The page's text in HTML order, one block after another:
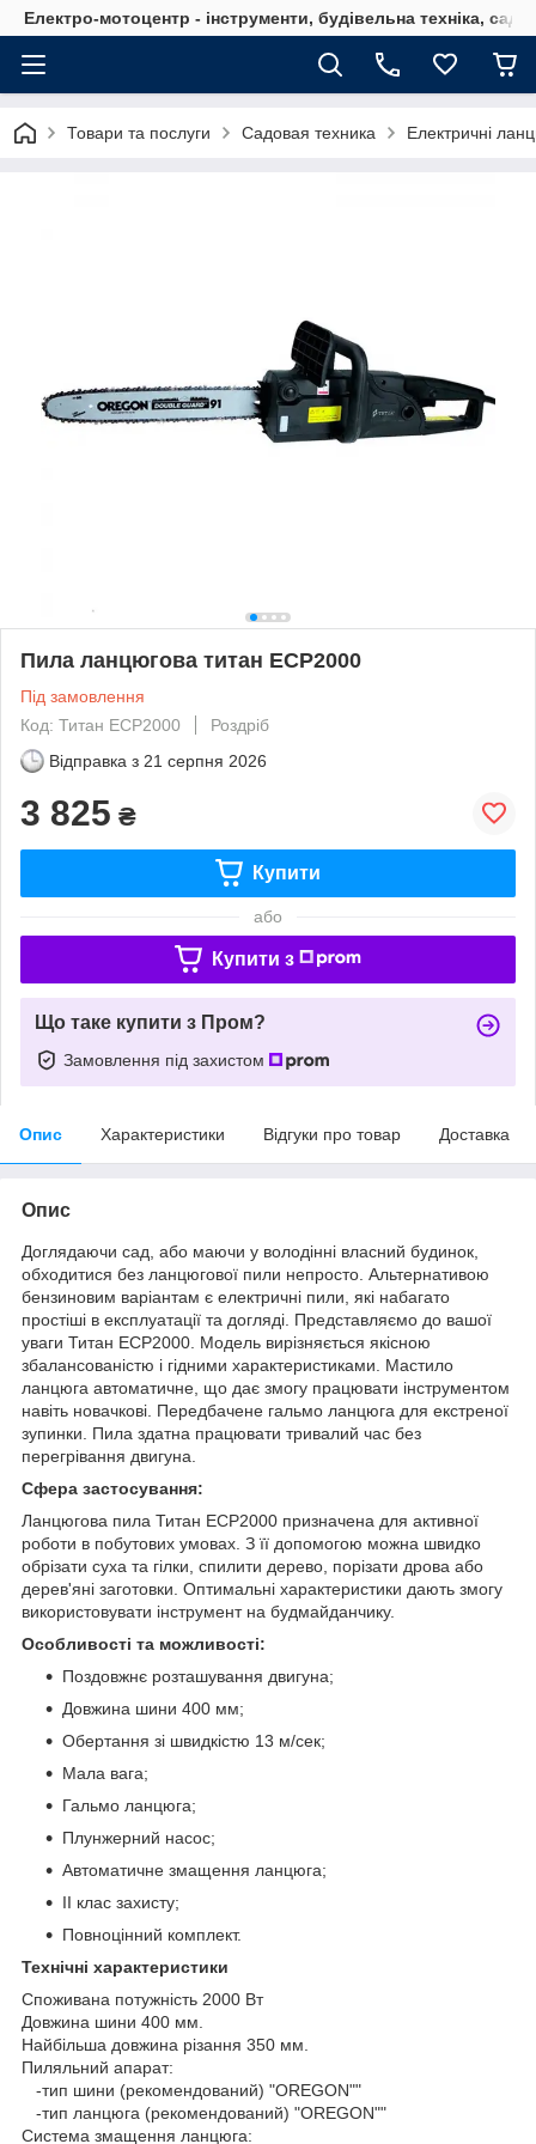
Електро-мотоцентр - інструменти, будівельна техніка,
Товари та послуги Садовая техника Електричні
Пила ланцюгова титан ECP2000
Під замовлення
Код: Титан ECP2000
Роздріб
Відправка з 21 серпня 2026
3 825 ₴
Купити
або
Купити з
Що таке купити з Пром?
Замовлення під захистом
Опис Характеристики Відгуки про товар Доставка
Опис
Доглядаючи сад, або маючи у володінні власний будинок,
обходитися без ланцюгової пили непросто. Альтернативою
бензиновим варіантам є електричні пили, які набагато
простіші в експлуатації та догляді. Представляємо до вашої
уваги Титан ECP2000. Модель вирізняється якісною
збалансованістю і гідними характеристиками. Мастило
ланцюга автоматичне, що дає змогу працювати інструментом
навіть новачкові. Передбачене гальмо ланцюга для екстреної
зупинки. Пила здатна працювати тривалий час без
перегрівання двигуна.
Сфера застосування:
Ланцюгова пила Титан ECP2000 призначена для активної
роботи в побутових умовах. З її допомогою можна швидко
обрізати суха та гілки, спилити дерево, порізати дрова або
дерев'яні заготовки. Оптимальні характеристики дають змогу
використовувати інструмент на будмайданчику.
Особливості та можливості:
Поздовжнє розташування двигуна;
Довжина шини 400 мм;
Обертання зі швидкістю 13 м/сек;
Мала вага;
Гальмо ланцюга;
Плунжерний насос;
Автоматичне змащення ланцюга;
II клас захисту;
Повноцінний комплект.
Технічні характеристики
Споживана потужність 2000 Вт
Довжина шини 400 мм.
Найбільша довжина різання 350 мм.
Пиляльний апарат:
-тип шини (рекомендований) "OREGON""
-тип ланцюга (рекомендований) "OREGON""
Система змащення ланцюга: